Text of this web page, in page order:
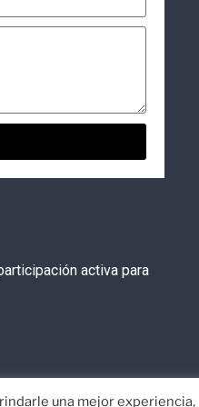
activa para
una mejor